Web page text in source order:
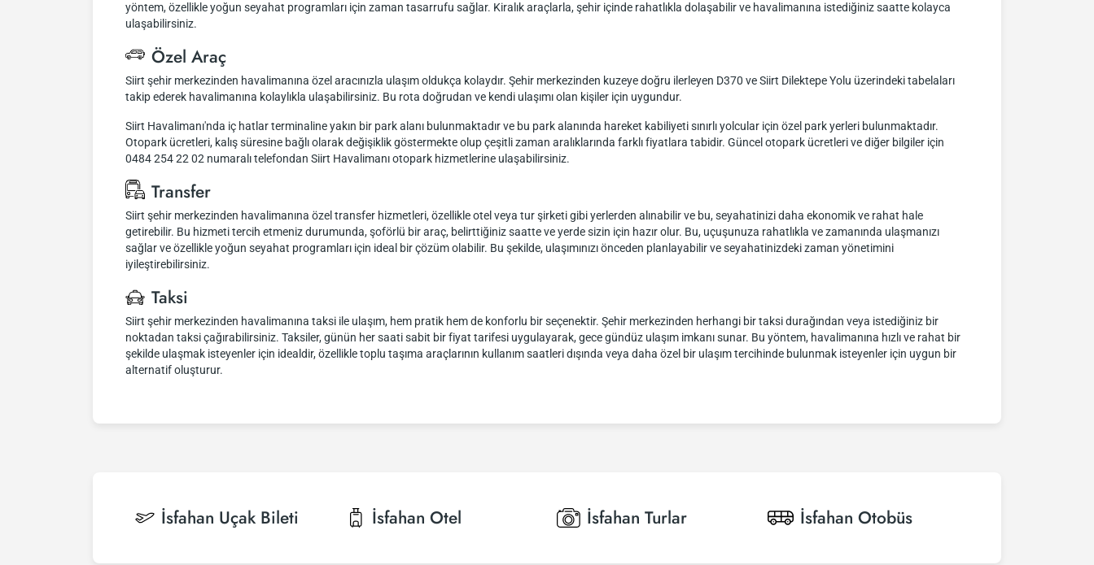
yöntem, özellikle yoğun seyahat programları için zaman tasarrufu sağlar. Kiralık araçlarla, şehir içinde rahatlıkla dolaşabilir ve havalimanına istediğiniz saatte kolayca
ulaşabilirsiniz.
Özel Araç
Siirt şehir merkezinden havalimanına özel aracınızla ulaşım oldukça kolaydır. Şehir merkezinden kuzeye doğru ilerleyen D370 ve Siirt Dilektepe Yolu üzerindeki tabelaları
takip ederek havalimanına kolaylıkla ulaşabilirsiniz. Bu rota doğrudan ve kendi ulaşımı olan kişiler için uygundur.
Siirt Havalimanı'nda iç hatlar terminaline yakın bir park alanı bulunmaktadır ve bu park alanında hareket kabiliyeti sınırlı yolcular için özel park yerleri bulunmaktadır.
Otopark ücretleri, kalış süresine bağlı olarak değişiklik göstermekte olup çeşitli zaman aralıklarında farklı fiyatlara tabidir. Güncel otopark ücretleri ve diğer bilgiler için
0484 254 22 02 numaralı telefondan Siirt Havalimanı otopark hizmetlerine ulaşabilirsiniz.
Transfer
Siirt şehir merkezinden havalimanına özel transfer hizmetleri, özellikle otel veya tur şirketi gibi yerlerden alınabilir ve bu, seyahatinizi daha ekonomik ve rahat hale
getirebilir. Bu hizmeti tercih etmeniz durumunda, şoförlü bir araç, belirttiğiniz saatte ve yerde sizin için hazır olur. Bu, uçuşunuza rahatlıkla ve zamanında ulaşmanızı
sağlar ve özellikle yoğun seyahat programları için ideal bir çözüm olabilir. Bu şekilde, ulaşımınızı önceden planlayabilir ve seyahatinizdeki zaman yönetimini
iyileştirebilirsiniz.
Taksi
Siirt şehir merkezinden havalimanına taksi ile ulaşım, hem pratik hem de konforlu bir seçenektir. Şehir merkezinden herhangi bir taksi durağından veya istediğiniz bir
noktadan taksi çağırabilirsiniz. Taksiler, günün her saati sabit bir fiyat tarifesi uygulayarak, gece gündüz ulaşım imkanı sunar. Bu yöntem, havalimanına hızlı ve rahat bir
şekilde ulaşmak isteyenler için idealdir, özellikle toplu taşıma araçlarının kullanım saatleri dışında veya daha özel bir ulaşım tercihinde bulunmak isteyenler için uygun bir
alternatif oluşturur.
İsfahan Uçak Bileti İsfahan Otel İsfahan Turlar İsfahan Otobüs